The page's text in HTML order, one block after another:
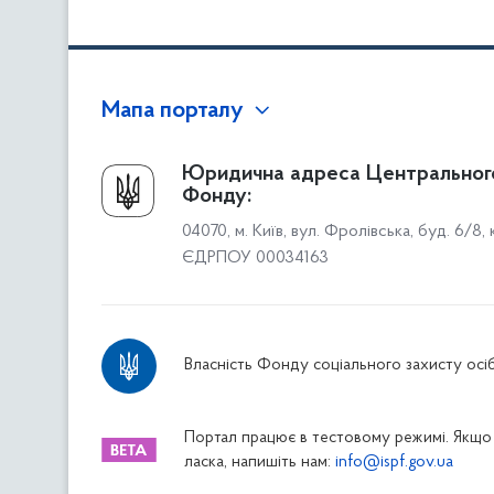
Мапа порталу
Про Фонд
Керівництво
Структура Фонду
Територіальні відділення
Дніпропетровське відділення
Житомирське відділення
Закарпатське відділення
Юридична адреса
Фонду:
04070, м. Київ, вул. Фролівська, буд. 6/8,
ЄДРПОУ 00034163
Власність Фонду соціального захисту осіб
Портал працює в тестовому режимі. Якщо
ласка, напишіть нам: info@ispf.gov.ua